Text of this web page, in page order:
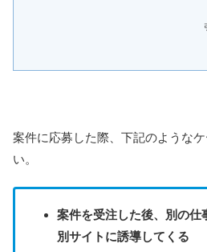
案件に応募した際、下記のような
い。
案件を受注した後、別の仕
別サイトに誘導してくる